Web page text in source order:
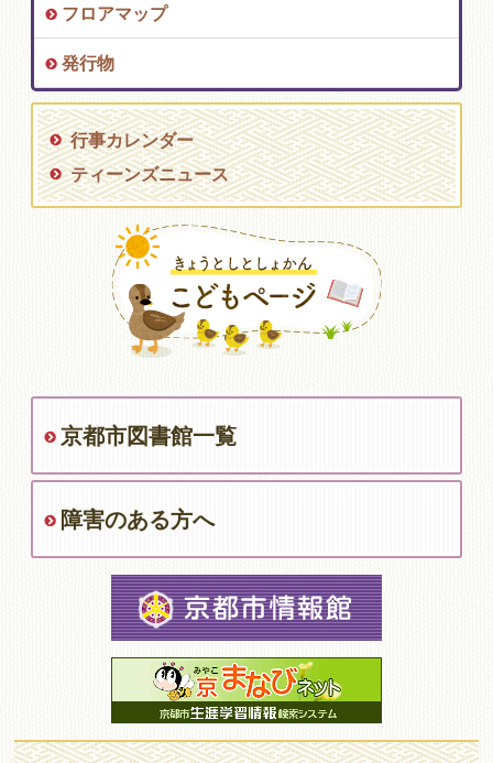
フロアマップ
発行物
行事カレンダー
ティーンズニュース
京都市図書館一覧
障害のある方へ